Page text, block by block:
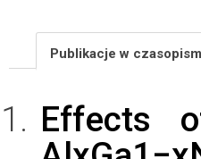
Publikacje w
Effects